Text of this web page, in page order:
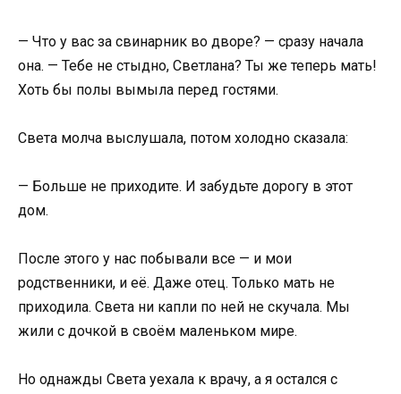
— Что у вас за свинарник во дворе? — сразу начала
она. — Тебе не стыдно, Светлана? Ты же теперь мать!
Хоть бы полы вымыла перед гостями.
Света молча выслушала, потом холодно сказала:
— Больше не приходите. И забудьте дорогу в этот
дом.
После этого у нас побывали все — и мои
родственники, и её. Даже отец. Только мать не
приходила. Света ни капли по ней не скучала. Мы
жили с дочкой в своём маленьком мире.
Но однажды Света уехала к врачу, а я остался с